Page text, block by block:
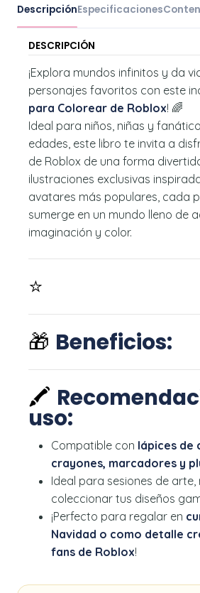
DescripciónEspecificaciones
DESCRIPCIÓN
¡Explora mundos infinitos y da
personajes favoritos con este
para Colorear de Roblox! 🌈
Ideal para niños, niñas y
edades, este libro te invita a
de Roblox de una forma
ilustraciones exclusivas
avatares más populares, cada
sumerge en un mundo lleno de
imaginación y color.
⭐
🎁 Beneficios:
🖍️
uso:
Compatible con lápices de
crayones, marcadores y
Ideal para sesiones de
coleccionar tus diseños
¡Perfecto para regalar en
Navidad o como detalle
fans de Roblox!